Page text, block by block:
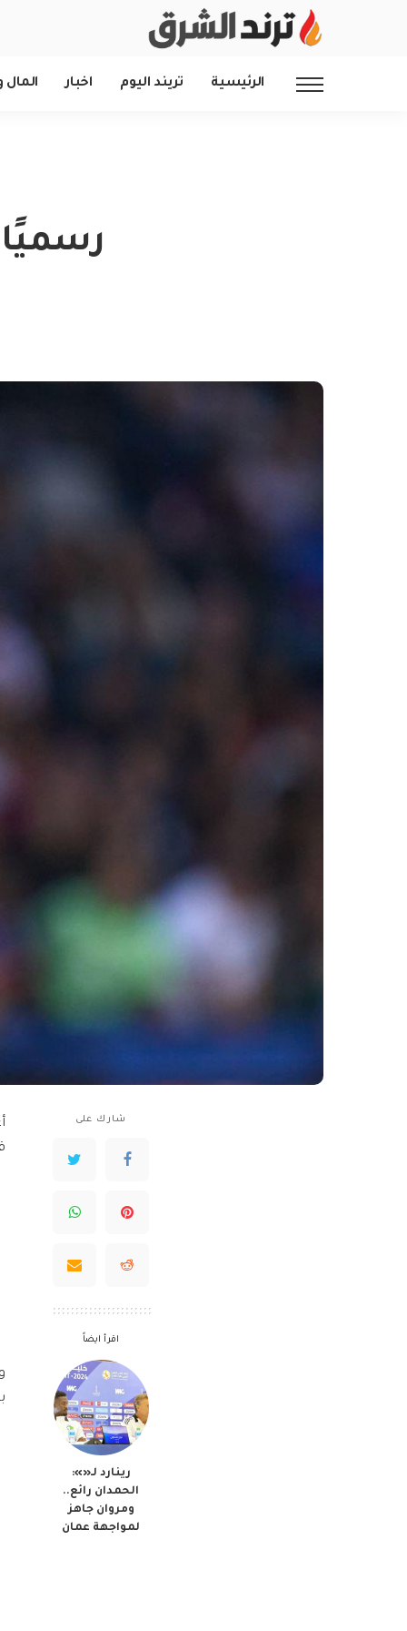
الرئيسية تريند اليوم اخبار المال
شارك على
اقرأ ايضاً
رينارد لـ«»:
الحمدان رائع..
ومروان جاهز
لمواجهة عمان